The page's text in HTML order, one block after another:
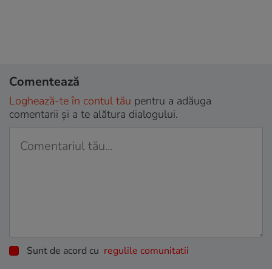
Comentează
Loghează-te în contul tău pentru a adăuga
comentarii și a te alătura dialogului.
Sunt de acord cu regulile comunitatii